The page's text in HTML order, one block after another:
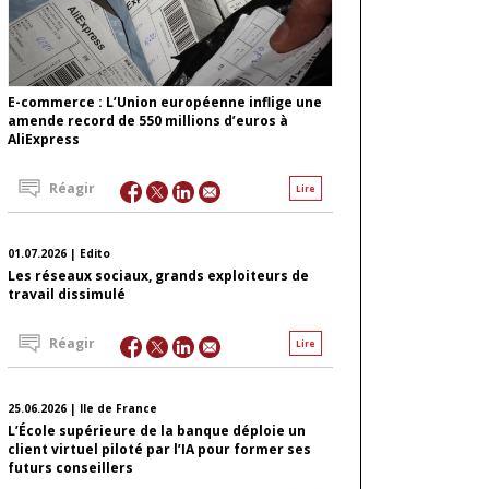
E-commerce : L’Union européenne inflige une
amende record de 550 millions d’euros à
AliExpress
Lire
Réagir
01.07.2026 | Edito
Les réseaux sociaux, grands exploiteurs de
travail dissimulé
Lire
Réagir
25.06.2026 | Ile de France
L’École supérieure de la banque déploie un
client virtuel piloté par l’IA pour former ses
futurs conseillers